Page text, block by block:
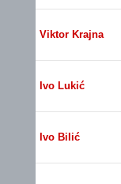
Viktor Krajna
Ivo Lukić
Ivo Bilić